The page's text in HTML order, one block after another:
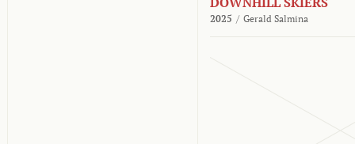
2025 / Gerald Salmina